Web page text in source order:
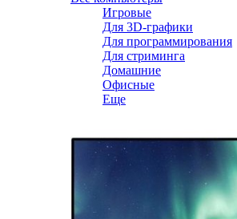
Игровые
Для 3D-графики
Для программирования
Для стриминга
Домашние
Офисные
Еще